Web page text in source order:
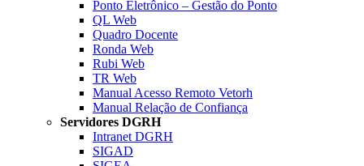
Ponto Eletrônico – Gestão do Ponto
QL Web
Quadro Docente
Ronda Web
Rubi Web
TR Web
Manual Acesso Remoto Vetorh
Manual Relação de Confiança
Servidores DGRH
Intranet DGRH
SIGAD